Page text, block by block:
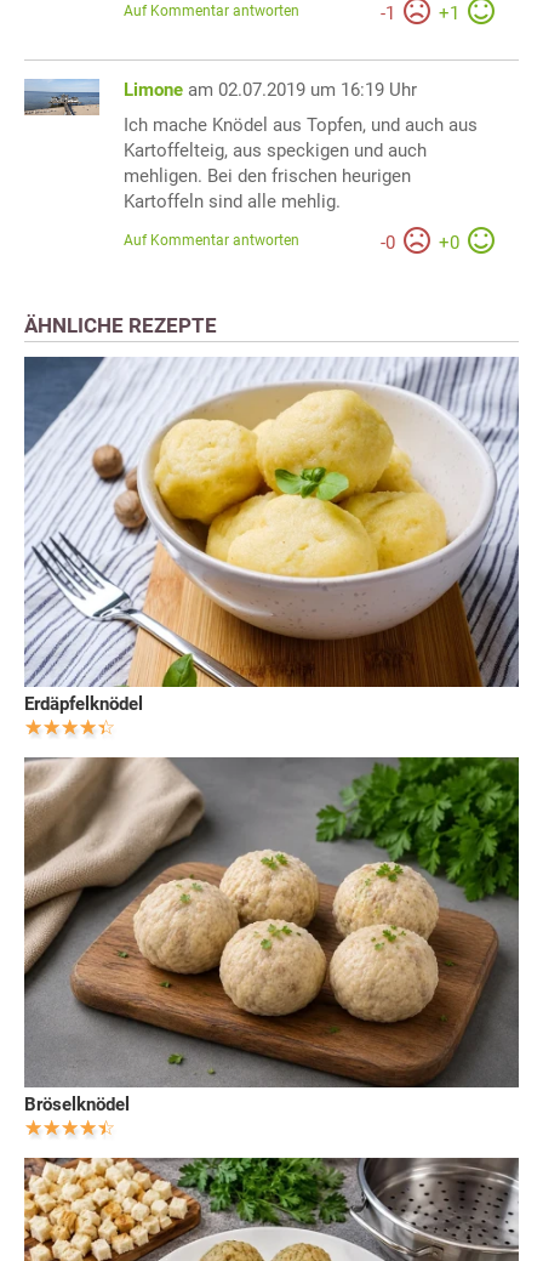
-1 +1
Auf Kommentar antworten
Limone am 02.07.2019 um 16:19 Uhr
Ich mache Knödel aus Topfen, und auch aus
Kartoffelteig, aus speckigen und auch
mehligen. Bei den frischen heurigen
Kartoffeln sind alle mehlig.
-0 +0
Auf Kommentar antworten
ÄHNLICHE REZEPTE
Erdäpfelknödel
Bröselknödel